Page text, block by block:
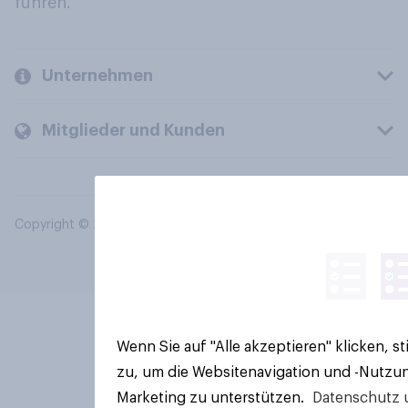
Unternehmen
Mitglieder und Kunden
Copyright © 2026 YouGov PLC. Alle Rechte vorbehalten.
Wenn Sie auf "Alle akzeptieren" klicken,
zu, um die Websitenavigation und -
Marketing zu unterstützen.
Datenschutz